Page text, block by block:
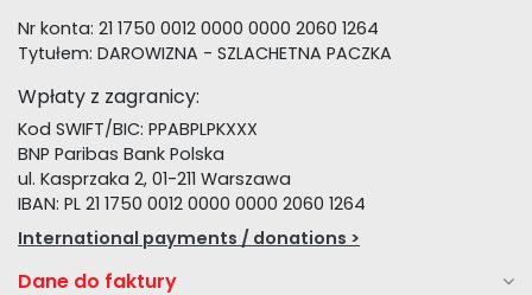
Nr konta: 21 1750 0012 0000 0000 2060 1264
Tytułem: DAROWIZNA - SZLACHETNA PACZKA
Wpłaty z zagranicy:
Kod SWIFT/BIC: PPABPLPKXXX
BNP Paribas Bank Polska
ul. Kasprzaka 2, 01-211 Warszawa
IBAN: PL 21 1750 0012 0000 0000 2060 1264
International payments / donations >
Dane do faktury